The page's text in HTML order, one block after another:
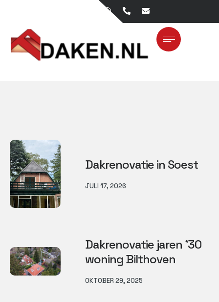
Dakrenovatie in Soest
JULI 17, 2026
Dakrenovatie jaren ’30
woning Bilthoven
OKTOBER 29, 2025